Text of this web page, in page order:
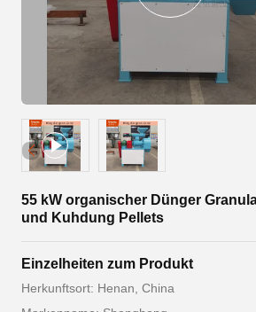
55 kW organischer Dünger
und Kuhdung Pellets
Einzelheiten zum Produkt
Herkunftsort: Henan, China